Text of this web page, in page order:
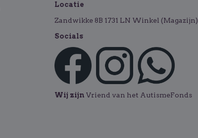
Locatie
Zandwikke 8B 1731 LN Winkel (Magazijn)
Socials
Wij zijn Vriend van het AutismeFonds